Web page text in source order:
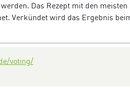
Das Rezept mit den
Verkündet wird das Ergebnis
voting/